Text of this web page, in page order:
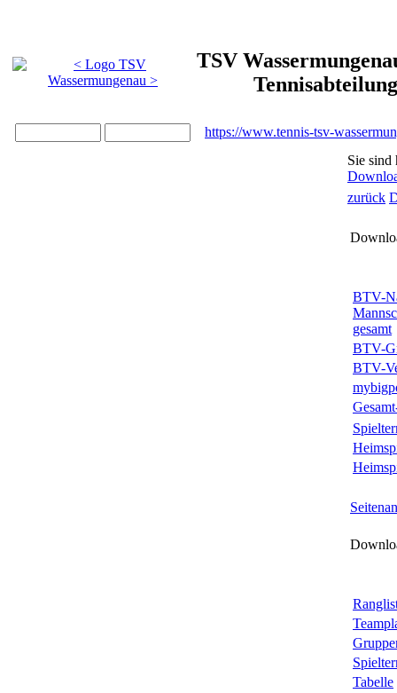
TSV
Tennisabteilung
https://www.tennis-tsv-
Sie
zurück
BTV-
gesamt
BTV-
BTV-
Tabelle